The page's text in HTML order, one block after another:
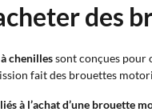
des
chenillessont conçues pour
fait des brouettes
à l’achat d’une brouette